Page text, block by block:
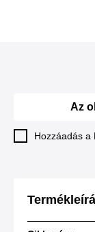
Az
Hozzáadás a